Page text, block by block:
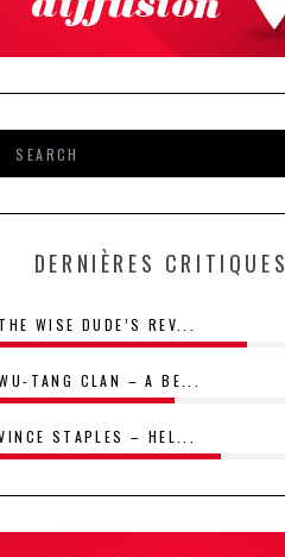
DERNIÈRES CRITIQUES
THE WISE DUDE’S REV...
TANG CLAN – A BE...
STAPLES – HEL...